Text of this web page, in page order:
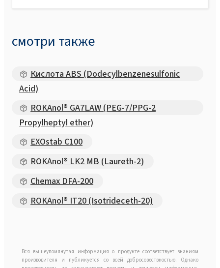
смотри также
Кислота ABS (Dodecylbenzenesulfonic
Acid)
ROKAnol® GA7LAW (PEG-7/PPG-2
Propylheptyl ether)
EXOstab C100
ROKAnol® LK2 MB (Laureth-2)
Chemax DFA-200
ROKAnol® IT20 (Isotrideceth-20)
Вся вышеупомянутая информация о продукте соответствует знаниям
производителя и публикуется со всей добросовествностью. Однако